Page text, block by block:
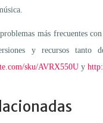
más frecuentes
y recursos tanto
sku/AVRX550U y